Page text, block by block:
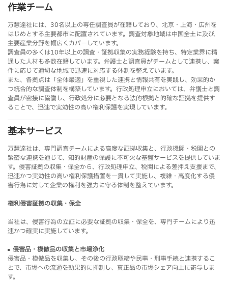
作業チーム
万慧達社には、30名以上の専任調査員が在籍しており、北京・上海・広州を
はじめとする主要都市に配置されています。調査対象地域は中国全土に及び、
主要産業分野を幅広くカバーしています。
調査員の多くは10年以上の調査・証拠収集の実務経験を持ち、特定業界に精
通した人材も多数在籍しています。弁護士と調査員がチームとして連携し、案
件に応じて適切な地域で迅速に対応する体制を整えています。
また、各拠点は「全体最適」を重視した連携と情報共有を実践し、効果的か
つ統合的な調査体制を構築しています。行政処理申立においては、弁護士と調
査員が密接に協働し、行政処分に必要となる法的根拠と的確な証拠を提供す
ることで、迅速で実効性の高い権利保護を実現しています。
基本サービス
万慧達社は、専門調査チームによる高度な証拠収集と、行政機関・税関との
緊密な連携を通じて、知的財産の保護に不可欠な基盤サービスを提供していま
す。侵害証拠の収集・保全から、行政処理申立、税関による差押え支援まで、
迅速かつ実効性の高い権利保護措置を一貫して実施し、複雑・高度化する侵
害行為に対して企業の権利を強力に守る体制を整えています。
権利侵害証拠の収集・保全
当社は、侵害行為の立証に必要な証拠の収集・保全を、専門チームにより迅
速かつ確実に実施しています。
侵害品・模倣品の収集と市場浄化
侵害品・模倣品を収集し、その後の行政取締や民事・刑事手続と連携するこ
とで、市場への流通を効果的に抑制し、真正品の市場シェア向上に寄与しま
す。